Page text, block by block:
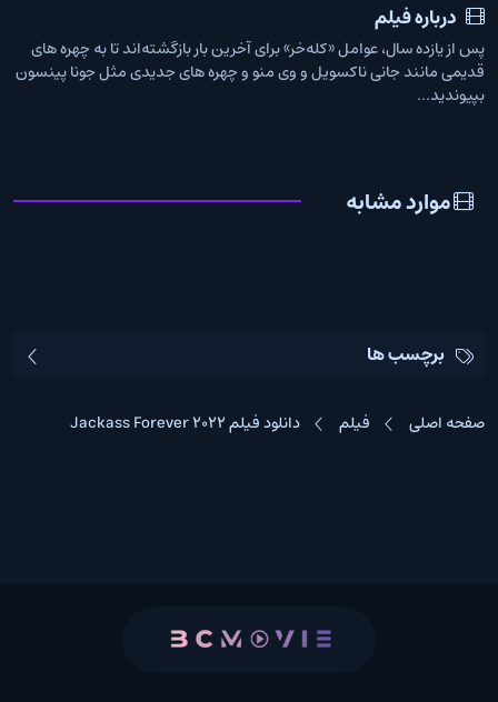
درباره فیلم
پس از یازده سال، عوامل «کله‌خر» برای آخرین بار بازگشته‌اند تا به چهره های
قدیمی مانند جانی ناکسویل و وی منو و چهره های جدیدی مثل جونا پینسون
بپیوندید...
موارد مشابهدانلود فیلم Good Luck, Have
برچسب ها
صفحه اصلی فیلم دانلود فیلم Jackass Forever 2022